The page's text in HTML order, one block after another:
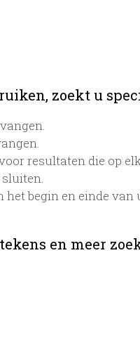
zoekt u
resultaten die op
het begin en einde
en meer